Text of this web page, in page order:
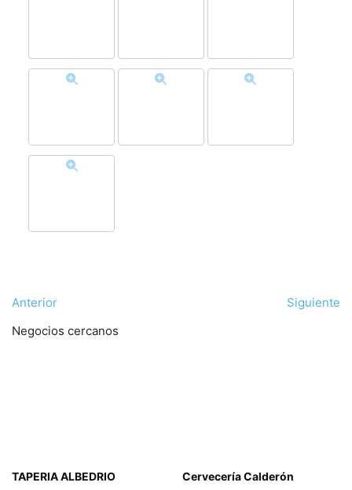
Anterior
Siguiente
Negocios cercanos
TAPERIA ALBEDRIO Cervecería Calderón